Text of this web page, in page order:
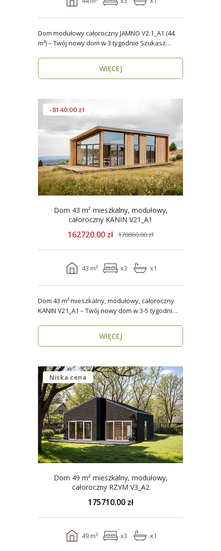
Dom modułowy całoroczny JAMNO V2.1_A1 (44
m²) – Twój nowy dom w 3 tygodnie Szukasz
WIĘCEJ
-8140.00 zł
Dom 43 m² mieszkalny, modułowy,
całoroczny KANIN V21_A1
162720.00 zł 170860.00 zł
43 m² x3 x1
Dom 43 m² mieszkalny, modułowy, całoroczny
KANIN V21_A1 – Twój nowy dom w 3-5 tygodni
WIĘCEJ
Niska cena
Dom 49 m² mieszkalny, modułowy,
całoroczny RZYM V3_A2
175710.00 zł
49 m² x3 x1